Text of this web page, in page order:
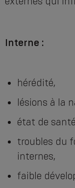
Interne :
hérédité,
lésions à la
état de
troubles du
internes,
faible